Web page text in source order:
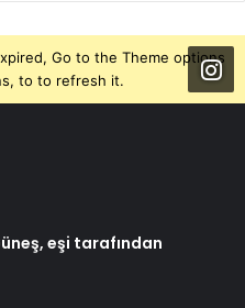
Go to the Theme options
to to refresh it.
eşi tarafından